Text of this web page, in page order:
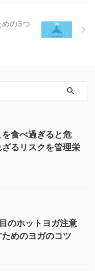
めの3つ
を食べ過ぎると危
るリスクを管理栄
のホットヨガ注意
めのヨガのコツ